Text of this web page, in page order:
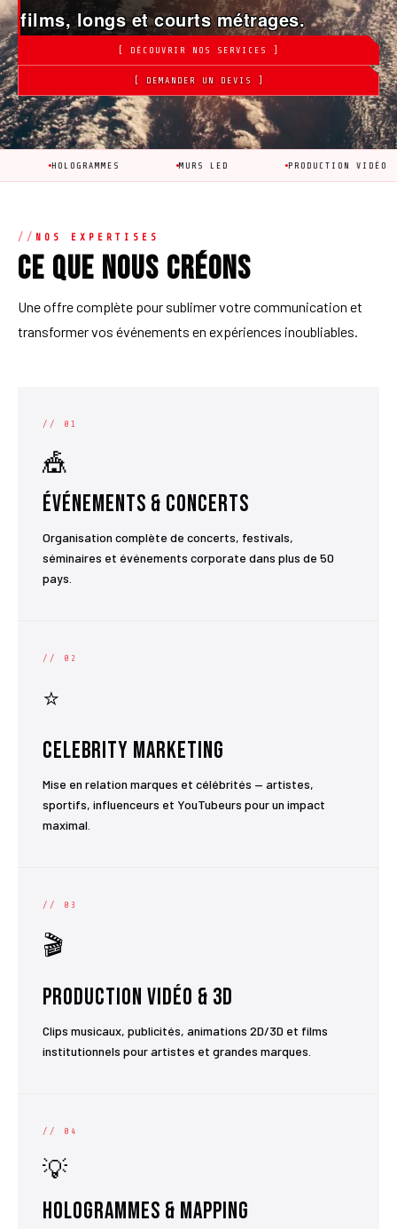
films, longs et courts métrages.
[ DÉCOUVRIR NOS SERVICES ]
[ DEMANDER UN DEVIS ]
MURS LED PRODUCTION VIDÉO
NOS EXPERTISES
Ce que nous créons
Une offre complète pour sublimer votre communication et
transformer vos événements en expériences inoubliables.
// 01
🎪
Événements & Concerts
Organisation complète de concerts, festivals,
séminaires et événements corporate dans plus de 50
pays.
// 02
⭐
Celebrity Marketing
Mise en relation marques et célébrités — artistes,
sportifs, influenceurs et YouTubeurs pour un impact
maximal.
// 03
🎬
Production Vidéo & 3D
Clips musicaux, publicités, animations 2D/3D et films
institutionnels pour artistes et grandes marques.
// 04
💡
Hologrammes & Mapping